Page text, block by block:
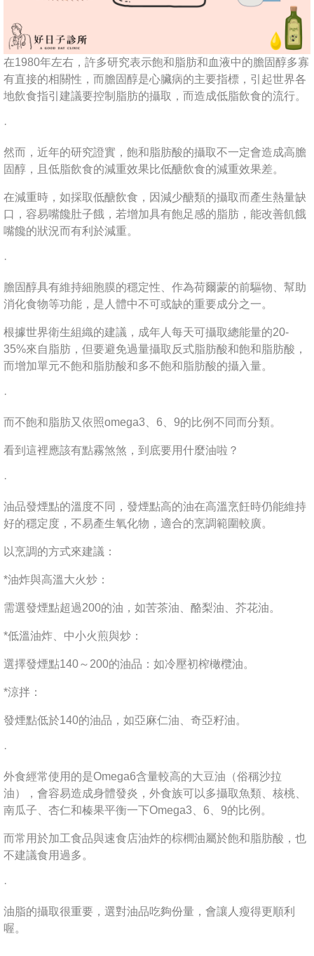
在1980年左右，許多研究表示飽和脂肪和血液中的膽固醇多寡
有直接的相關性，而膽固醇是心臟病的主要指標，引起世界各
地飲食指引建議要控制脂肪的攝取，而造成低脂飲食的流行。
·
然而，近年的研究證實，飽和脂肪酸的攝取不一定會造成高膽
固醇，且低脂飲食的減重效果比低醣飲食的減重效果差。
在減重時，如採取低醣飲食，因減少醣類的攝取而產生熱量缺
口，容易嘴饞肚子餓，若增加具有飽足感的脂肪，能改善飢餓
嘴饞的狀況而有利於減重。
·
膽固醇具有維持細胞膜的穩定性、作為荷爾蒙的前驅物、幫助
消化食物等功能，是人體中不可或缺的重要成分之一。
根據世界衛生組織的建議，成年人每天可攝取總能量的20-
35%來自脂肪，但要避免過量攝取反式脂肪酸和飽和脂肪酸，
而增加單元不飽和脂肪酸和多不飽和脂肪酸的攝入量。
·
而不飽和脂肪又依照omega3、6、9的比例不同而分類。
看到這裡應該有點霧煞煞，到底要用什麼油啦？
·
油品發煙點的溫度不同，發煙點高的油在高溫烹飪時仍能維持
好的穩定度，不易產生氧化物，適合的烹調範圍較廣。
以烹調的方式來建議：
*油炸與高溫大火炒：
需選發煙點超過200的油，如苦茶油、酪梨油、芥花油。
*低溫油炸、中小火煎與炒：
選擇發煙點140～200的油品：如冷壓初榨橄欖油。
*涼拌：
發煙點低於140的油品，如亞麻仁油、奇亞籽油。
·
外食經常使用的是Omega6含量較高的大豆油（俗稱沙拉
油），會容易造成身體發炎，外食族可以多攝取魚類、核桃、
南瓜子、杏仁和榛果平衡一下Omega3、6、9的比例。
而常用於加工食品與速食店油炸的棕櫚油屬於飽和脂肪酸，也
不建議食用過多。
·
油脂的攝取很重要，選對油品吃夠份量，會讓人瘦得更順利
喔。